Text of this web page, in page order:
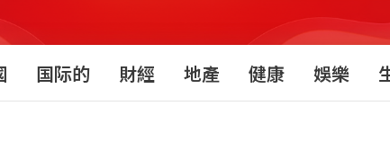
国际的 財經 地產 健康 娛樂